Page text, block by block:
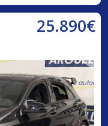
25.890€